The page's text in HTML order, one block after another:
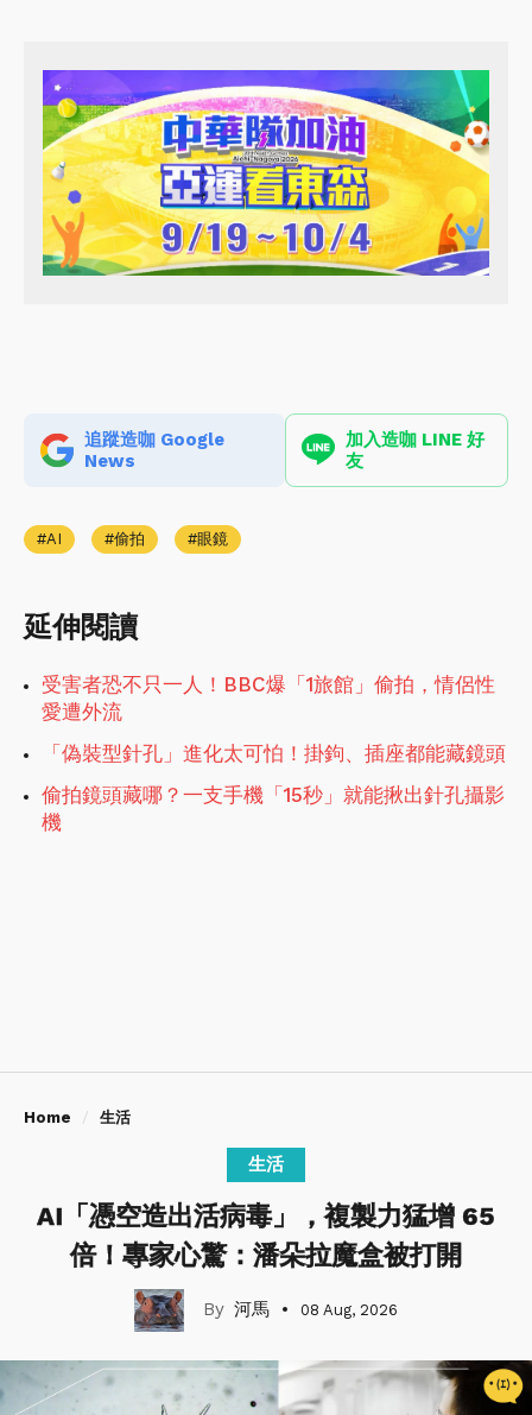
追蹤造咖 Google
News
加入造咖 LINE 好
友
AI 偷拍 眼鏡
延伸閱讀
受害者恐不只一人！BBC爆「1旅館」偷拍，情侶性
愛遭外流
「偽裝型針孔」進化太可怕！掛鉤、插座都能藏鏡頭
偷拍鏡頭藏哪？一支手機「15秒」就能揪出針孔攝影
機
Home 生活
生活
AI「憑空造出活病毒」，複製力猛增 65
倍！專家心驚：潘朵拉魔盒被打開
河馬 08 Aug, 2026